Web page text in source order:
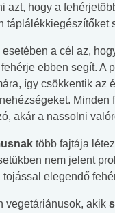
azt, hogy a
táplálékkiegészítőket
esetében a cél az,
fehérje ebben segít. A
így csökkentik az
Minden
akár a nassolni
több fajtája
nem jelent
elegendő
vegetáriánusok, akik
#Betegségek
tudásteszt